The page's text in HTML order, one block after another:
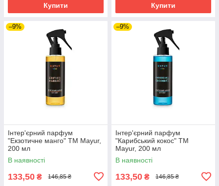
Купити Купити
–9%
Інтер'єрний парфум
"Екзотичне манго" ТМ Mayur,
200 мл
В наявності
133,50 ₴ 146,85 ₴
–9%
Інтер'єрний парфум
"Карибський кокос" ТМ
Mayur, 200 мл
В наявності
133,50 ₴ 146,85 ₴